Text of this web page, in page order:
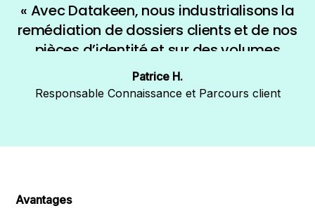
« Avec Datakeen, nous industrialisons la
remédiation de dossiers clients et de nos
pièces d’identité et sur des volumes
importants, tout en respectant nos
exigences de sécurité qui sont très
Patrice H.
Responsable Connaissance et Parcours client
Avantages